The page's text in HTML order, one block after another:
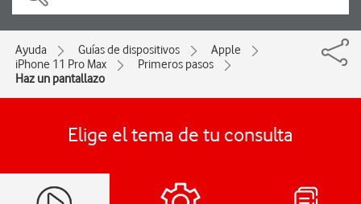
Ayuda Guías de dispositivos
Apple
iPhone 11 Pro Max
Primeros pasos
Haz un pantallazo
Elige el tema de tu consulta